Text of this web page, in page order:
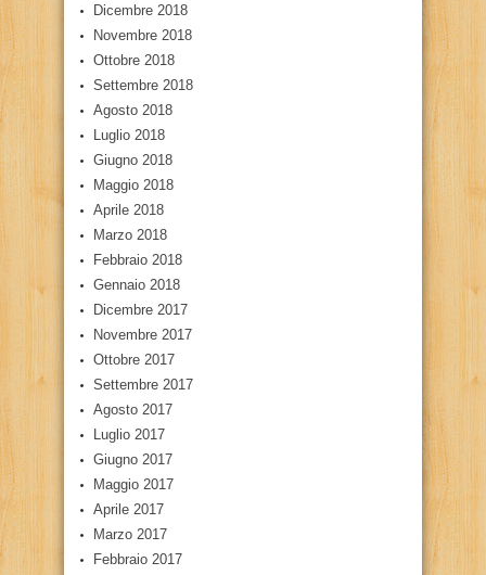
Dicembre 2018
Novembre 2018
Ottobre 2018
Settembre 2018
Agosto 2018
Luglio 2018
Giugno 2018
Maggio 2018
Aprile 2018
Marzo 2018
Febbraio 2018
Gennaio 2018
Dicembre 2017
Novembre 2017
Ottobre 2017
Settembre 2017
Agosto 2017
Luglio 2017
Giugno 2017
Maggio 2017
Aprile 2017
Marzo 2017
Febbraio 2017